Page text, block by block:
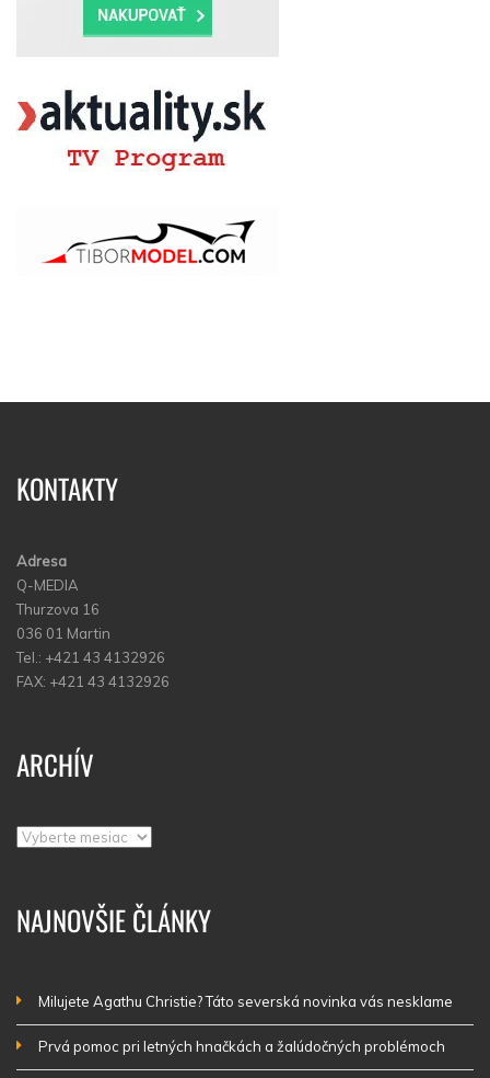
KONTAKTY
Adresa
Q-MEDIA
Thurzova 16
036 01 Martin
Tel.: +421 43 4132926
FAX: +421 43 4132926
ARCHÍV
Archív
NAJNOVŠIE ČLÁNKY
Milujete Agathu Christie? Táto severská novinka vás nesklame
Prvá pomoc pri letných hnačkách a žalúdočných problémoch